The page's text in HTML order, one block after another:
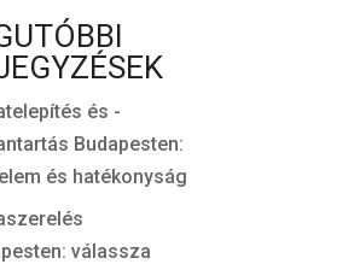
és -
Budapesten:
és hatékonyság
válassza